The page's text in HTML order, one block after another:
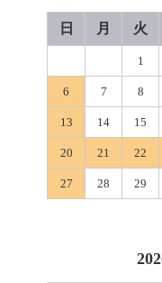
日 月 火
1
6 7 8
13 14 15
20 21 22
27 28 29